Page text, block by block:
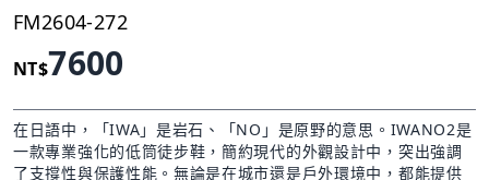
FM2604-272
NT$7600
在日語中，「IWA」是岩石、「NO」是原野的意思。IWANO2是
一款專業強化的低筒徒步鞋，簡約現代的外觀設計中，突出強調
了支撐性與保護性能。無論是在城市還是戶外環境中，都能提供